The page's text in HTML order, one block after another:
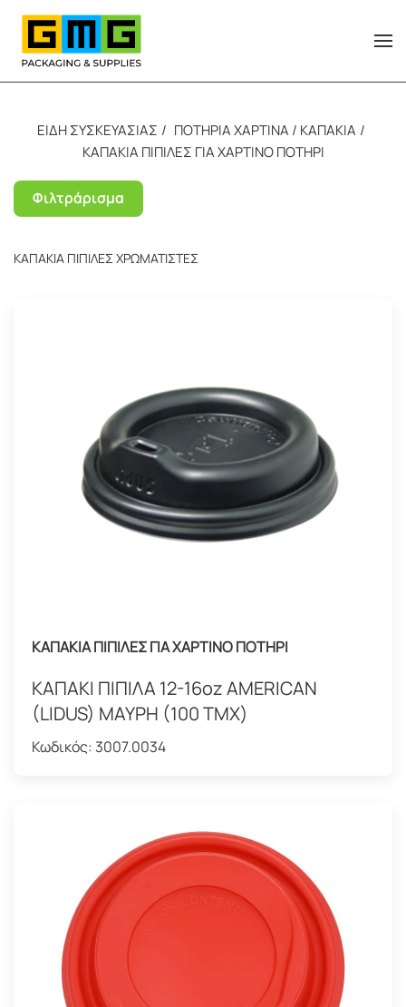
Skip to main content
ΕΙΔΗ ΣΥΣΚΕΥΑΣΙΑΣ
ΠΟΤΗΡΙΑ ΧΑΡΤΙΝΑ / ΚΑΠΑΚΙΑ
ΚΑΠΑΚΙΑ ΠΙΠΙΛΕΣ ΓΙΑ ΧΑΡΤΙΝΟ ΠΟΤΗΡΙ
Φιλτράρισμα
ΚΑΠΑΚΙΑ ΠΙΠΙΛΕΣ ΧΡΩΜΑΤΙΣΤΕΣ
ΚΑΠΑΚΙΑ ΠΙΠΙΛΕΣ ΓΙΑ ΧΑΡΤΙΝΟ ΠΟΤΗΡΙ
ΚΑΠΑΚΙ ΠΙΠΙΛΑ 12-16oz AMERICAN
(LIDUS) ΜΑΥΡΗ (100 ΤΜΧ)
Κωδικός: 3007.0034